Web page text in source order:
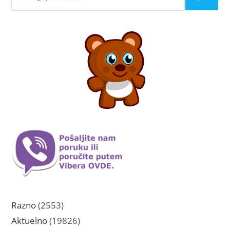
Razno 25532553
proizvoda
Aktuelno 1982619826